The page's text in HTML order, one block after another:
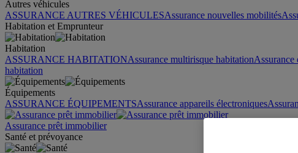
Autres véhicules
ASSURANCE AUTRES VÉHICULESAssurance nouvelles mobilités
Habitation et Emprunteur
Habitation
ASSURANCE HABITATIONAssurance multirisque habitationAssurance
habitation
Équipements
ASSURANCE ÉQUIPEMENTSAssurance appareils électroniques
Assurance prêt immobilier
Santé et prévoyance